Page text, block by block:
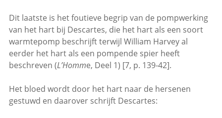
Dit laatste is het foutieve begrip van de pompwerking
van het hart bij Descartes, die het hart als een soort
warmtepomp beschrijft terwijl William Harvey al
eerder het hart als een pompende spier heeft
beschreven (L’Homme, Deel 1) [7, p. 139-42].
Het bloed wordt door het hart naar de hersenen
gestuwd en daarover schrijft Descartes: